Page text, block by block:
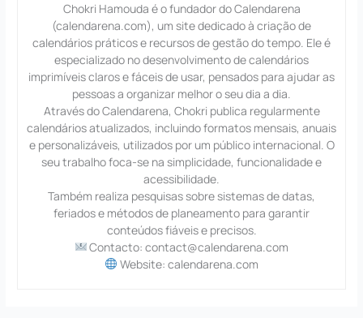
Chokri Hamouda é o fundador do Calendarena
(calendarena.com), um site dedicado à criação de
calendários práticos e recursos de gestão do tempo. Ele é
especializado no desenvolvimento de calendários
imprimíveis claros e fáceis de usar, pensados para ajudar as
pessoas a organizar melhor o seu dia a dia.
Através do Calendarena, Chokri publica regularmente
calendários atualizados, incluindo formatos mensais, anuais
e personalizáveis, utilizados por um público internacional. O
seu trabalho foca-se na simplicidade, funcionalidade e
acessibilidade.
Também realiza pesquisas sobre sistemas de datas,
feriados e métodos de planeamento para garantir
conteúdos fiáveis e precisos.
Contacto: contact@calendarena.com
Website: calendarena.com